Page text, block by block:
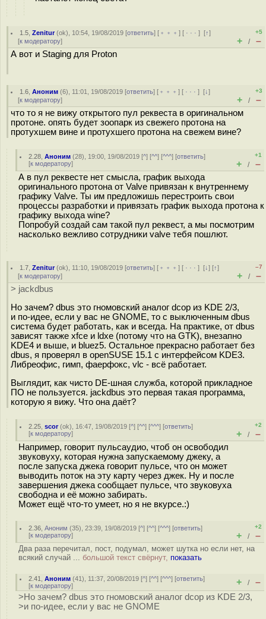
1.5 ,Zenitur(ok), 10:54, 19/08/2019 [ответить] [ ﹢﹢﹢] [ · · ·][↑]
[к модератору]
+5
+ / –
А вот и Staging для Proton
1.6 ,Аноним (6), 11:01, 19/08/2019 [ответить] [ ﹢﹢﹢] [ · · ·][↓]
[к модератору]
+3
+ / –
что то я не вижу открытого пул реквеста в оригинальном
протоне. опять будет зоопарк из свежего протона на
протухшем вине и протухшего протона на свежем вине?
2.28 ,Аноним (28), 19:00, 19/08/2019 [^] [^^] [^^^] [ответить]
[к модератору]
+1
+ / –
А в пул реквесте нет смысла, график выхода
оригинального протона от Valve привязан к внутреннему
графику Valve. Ты им предложишь перестроить свои
процессы разработки и привязать график выхода протона к
графику выхода wine?
Попробуй создай сам такой пул реквест, а мы посмотрим
насколько вежливо сотрудники valve тебя пошлют.
1.7 ,Zenitur(ok), 11:10, 19/08/2019 [ответить] [ ﹢﹢﹢] [ · · ·][↓] [↑]
[к модератору]
–7
+ / –
> jackdbus
Но зачем? dbus это гномовский аналог dcop из KDE 2/3,
и по-идее, если у вас не GNOME, то с выключенным dbus
система будет работать, как и всегда. На практике, от dbus
зависят также xfce и ldxe (потому что на GTK), внезапно
KDE4 и выше, и bluez5. Остальное прекрасно работает без
dbus, я проверял в openSUSE 15.1 с интерфейсом KDE3.
Либреофис, гимп, фаерфокс, vlc - всё работает.
Выглядит, как чисто DE-шная служба, которой прикладное
ПО не пользуется. jackdbus это первая такая программа,
которую я вижу. Что она даёт?
2.25 ,scor(ok), 16:47, 19/08/2019 [^] [^^] [^^^] [ответить]
[к модератору]
+2
+ / –
Например, говорит пульсаудио, чтоб он освободил
звуковуху, которая нужна запускаемому джеку, а
после запуска джека говорит пульсе, что он может
выводить поток на эту карту через джек. Ну и после
завершения джека сообщает пульсе, что звуковуха
свободна и её можно забирать.
Может ещё что-то умеет, но я не вкурсе.:)
2.36 ,Аноним (35), 23:39, 19/08/2019 [^] [^^] [^^^] [ответить]
[к модератору]
+2
+ / –
Два раза перечитал, пост, подумал, может шутка но если нет, на
всякий случай ... большой текст свёрнут, показать
2.41 ,Аноним (41), 11:37, 20/08/2019 [^] [^^] [^^^] [ответить]
[к модератору] + / –
>Но зачем? dbus это гномовский аналог dcop из KDE 2/3,
>и по-идее, если у вас не GNOME